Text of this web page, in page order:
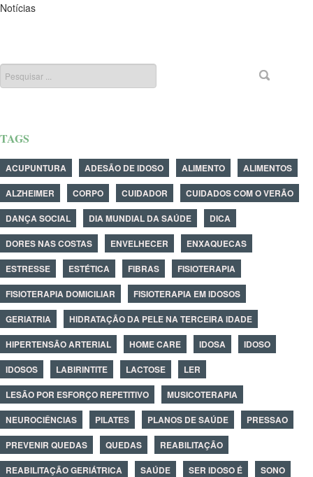
Notícias
TAGS
ACUPUNTURA ADESÃO DE IDOSO ALIMENTO
ALIMENTOS
ALZHEIMER
CORPO CUIDADOR
CUIDADOS COM O VERÃO
DANÇA SOCIAL
DIA MUNDIAL DA SAÚDE
DICA
DORES NAS COSTAS
ENVELHECER
ENXAQUECAS
ESTRESSE
ESTÉTICA FIBRAS
FISIOTERAPIA
FISIOTERAPIA DOMICILIAR
FISIOTERAPIA EM IDOSOS
GERIATRIA
HIDRATAÇÃO DA PELE NA TERCEIRA IDADE
HIPERTENSÃO ARTERIAL
HOME CARE IDOSA
IDOSO
IDOSOS
LABIRINTITE LACTOSE
LER
LESÃO POR ESFORÇO REPETITIVO
MUSICOTERAPIA
NEUROCIÊNCIAS
PILATES PLANOS DE SAÚDE
PRESSAO
PREVENIR QUEDAS
QUEDAS
REABILITAÇÃO
REABILITAÇÃO GERIÁTRICA
SAÚDE SER IDOSO É
SONO